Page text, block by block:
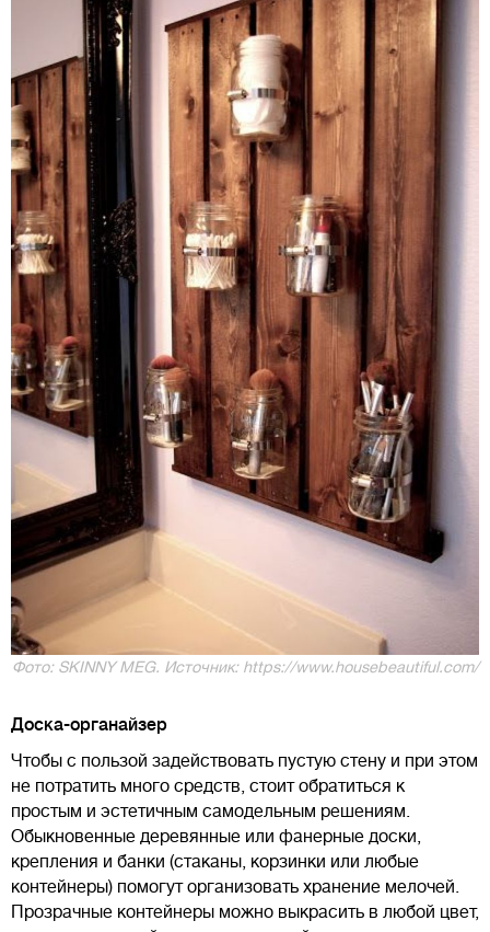
Фото: SKINNY MEG. Источник: https://www.housebeautiful.com/
Доска-органайзер
Чтобы с пользой задействовать пустую стену и при этом
не потратить много средств, стоит обратиться к
простым и эстетичным самодельным решениям.
Обыкновенные деревянные или фанерные доски,
крепления и банки (стаканы, корзинки или любые
контейнеры) помогут организовать хранение мелочей.
Прозрачные контейнеры можно выкрасить в любой цвет,